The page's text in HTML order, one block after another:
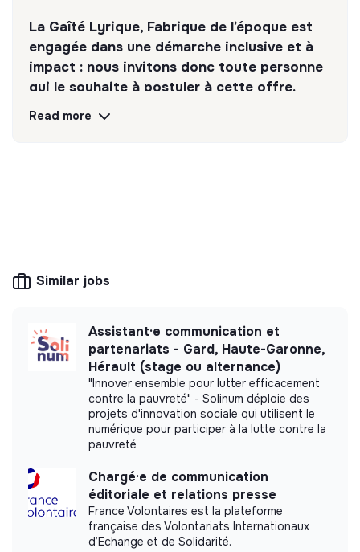
Prise en charge des transport à 75%
Tickets restaurant de 10€ pris en charge par
l'employeur à hauteur de 5.92€
La Gaîté Lyrique, Fabrique de l’époque est
engagée dans une démarche inclusive et à
impact : nous invitons donc toute personne
qui le souhaite à postuler à cette offre.
Discover
transition issues, media, etc.
More information
Website
Company
Between 50 and 250
employees
Arts and culture
Impact study
Gaîté Lyrique did not yet communicate its impact
Read more
Similar jobs
Assistant·e communication et
partenariats - Gard, Haute-Garonne,
Hérault (stage ou alternance)
"Innover ensemble pour lutter efficacement
contre la pauvreté" - Solinum déploie des
projets d'innovation sociale qui utilisent le
numérique pour participer à la lutte contre la
pauvreté
Chargé·e de communication
éditoriale et relations presse
France Volontaires est la plateforme
française des Volontariats Internationaux
d’Echange et de Solidarité.